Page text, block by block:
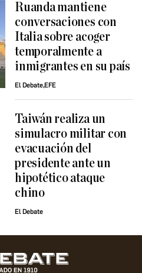
Ruanda mantiene
conversaciones con
Italia sobre acoger
temporalmente a
inmigrantes en su país
El Debate,EFE
Taiwán realiza un
simulacro militar con
evacuación del
presidente ante un
hipotético ataque
chino
El Debate